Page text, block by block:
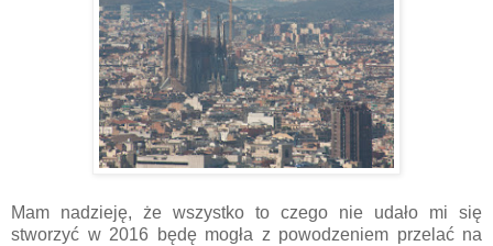
Mam nadzieję, że wszystko to czego nie udało mi się
stworzyć w 2016 będę mogła z powodzeniem przelać na